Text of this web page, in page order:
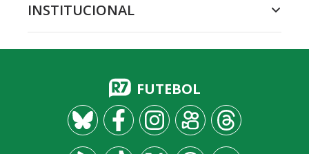
INSTITUCIONAL
FUTEBOL